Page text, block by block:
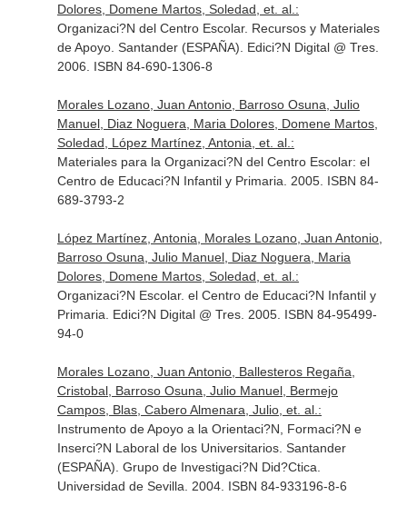
Dolores, Domene Martos, Soledad, et. al.:
Organizaci?N del Centro Escolar. Recursos y Materiales
de Apoyo. Santander (ESPAÑA). Edici?N Digital @ Tres.
2006. ISBN 84-690-1306-8
Morales Lozano, Juan Antonio, Barroso Osuna, Julio
Manuel, Diaz Noguera, Maria Dolores, Domene Martos,
Soledad, López Martínez, Antonia, et. al.:
Materiales para la Organizaci?N del Centro Escolar: el
Centro de Educaci?N Infantil y Primaria. 2005. ISBN 84-
689-3793-2
López Martínez, Antonia, Morales Lozano, Juan Antonio,
Barroso Osuna, Julio Manuel, Diaz Noguera, Maria
Dolores, Domene Martos, Soledad, et. al.:
Organizaci?N Escolar. el Centro de Educaci?N Infantil y
Primaria. Edici?N Digital @ Tres. 2005. ISBN 84-95499-
94-0
Morales Lozano, Juan Antonio, Ballesteros Regaña,
Cristobal, Barroso Osuna, Julio Manuel, Bermejo
Campos, Blas, Cabero Almenara, Julio, et. al.:
Instrumento de Apoyo a la Orientaci?N, Formaci?N e
Inserci?N Laboral de los Universitarios. Santander
(ESPAÑA). Grupo de Investigaci?N Did?Ctica.
Universidad de Sevilla. 2004. ISBN 84-933196-8-6